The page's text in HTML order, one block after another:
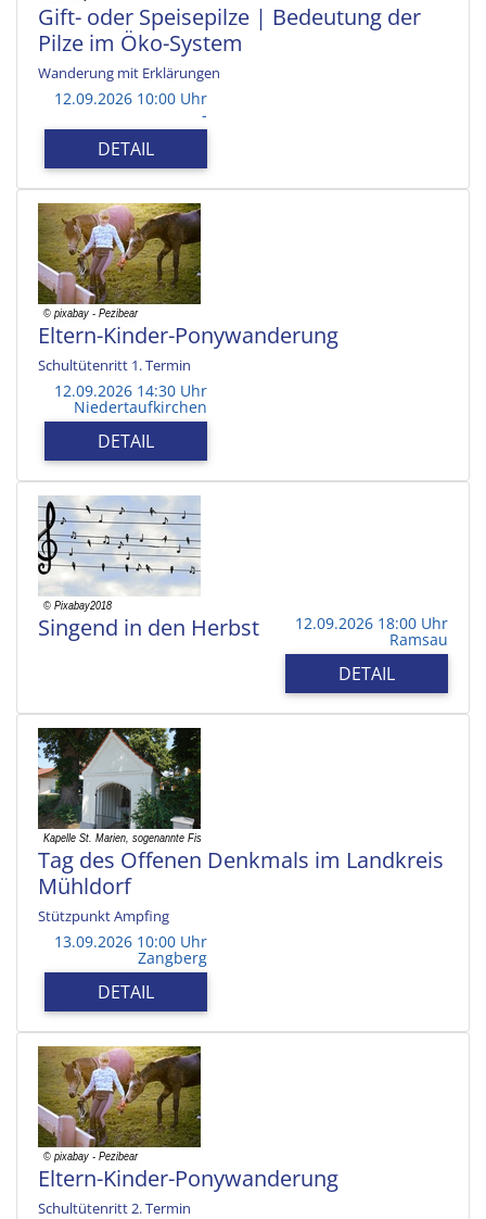
Gift- oder Speisepilze | Bedeutung der
Pilze im Öko-System
Wanderung mit Erklärungen
12.09.2026 10:00 Uhr
-
DETAIL
Eltern-Kinder-Ponywanderung
Schultütenritt 1. Termin
12.09.2026 14:30 Uhr
Niedertaufkirchen
DETAIL
Singend in den Herbst 12.09.2026 18:00 Uhr
Ramsau
DETAIL
Tag des Offenen Denkmals im Landkreis
Mühldorf
Stützpunkt Ampfing
13.09.2026 10:00 Uhr
Zangberg
DETAIL
Eltern-Kinder-Ponywanderung
Schultütenritt 2. Termin